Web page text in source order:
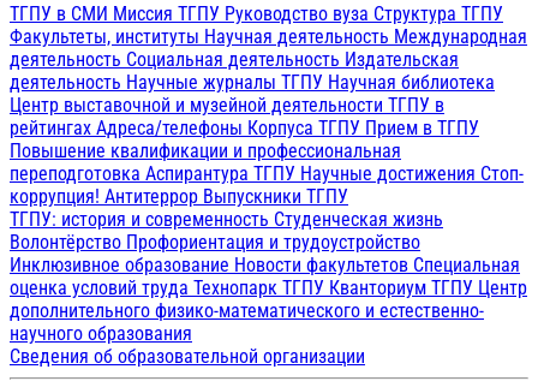
ТГПУ в СМИ Миссия ТГПУ Руководство вуза Структура ТГПУ
Факультеты, институты Научная деятельность Международная
деятельность Социальная деятельность Издательская
деятельность Научные журналы ТГПУ Научная библиотека
Центр выставочной и музейной деятельности ТГПУ в
рейтингах Адреса/телефоны Корпуса ТГПУ Прием в ТГПУ
Повышение квалификации и профессиональная
переподготовка Аспирантура ТГПУ Научные достижения Стоп-
коррупция! Антитеррор Выпускники ТГПУ
ТГПУ: история и современность Студенческая жизнь
Волонтёрство Профориентация и трудоустройство
Инклюзивное образование Новости факультетов Специальная
оценка условий труда Технопарк ТГПУ Кванториум ТГПУ Центр
дополнительного физико-математического и естественно-
научного образования
Сведения об образовательной организации